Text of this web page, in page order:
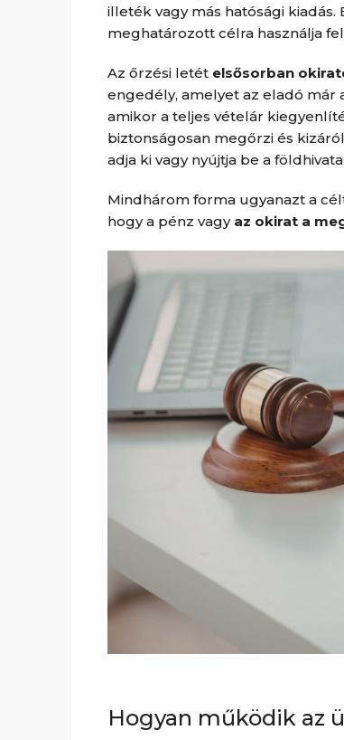
illeték vagy más hatósági kiadás.
meghatározott célra használja
Az őrzési letét elsősorban
engedély, amelyet az eladó már
amikor a teljes vételár
biztonságosan megőrzi és
adja ki vagy nyújtja be a
Mindhárom forma ugyanazt a
hogy a pénz vagy az okirat a
Hogyan működik az